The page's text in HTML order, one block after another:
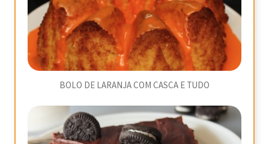
BOLO DE LARANJA COM CASCA E TUDO